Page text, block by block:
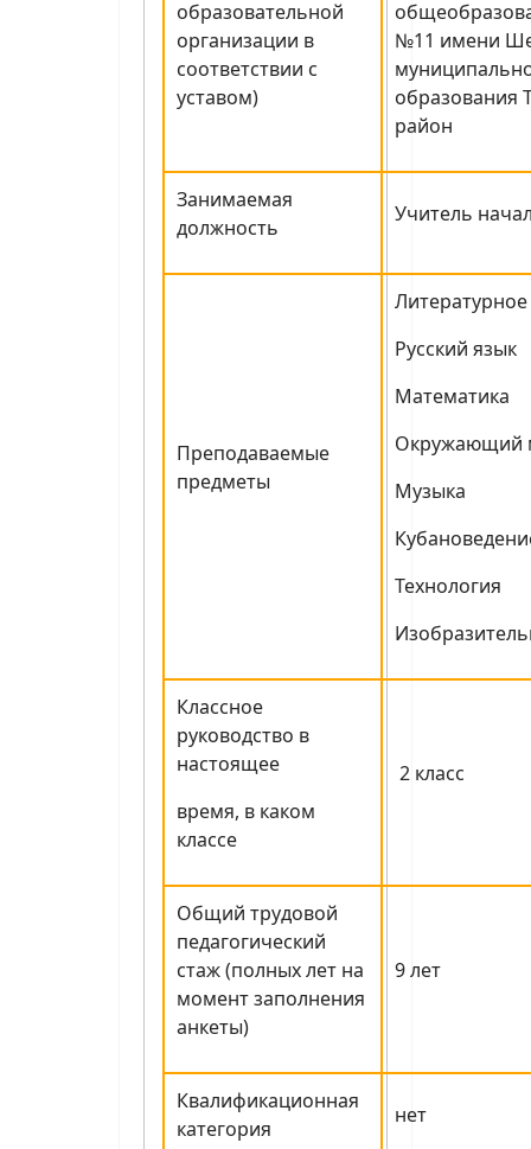
образовательной
организации в
соответствии с
уставом)
№11 имени
образования
район
Занимаемая
должность
Учитель
Преподаваемые
предметы
Русский язык
Математика
Окружающий
Музыка
Технология
Классное
руководство в
настоящее
время, в каком
классе
2 класс
Общий трудовой
педагогический
стаж (полных лет на
момент заполнения
анкеты)
9 лет
Квалификационная
категория
нет